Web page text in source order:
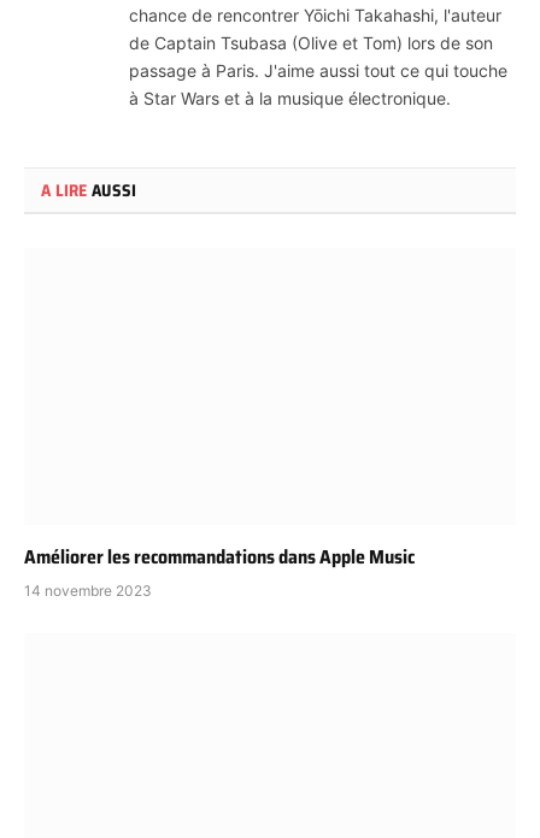
chance de rencontrer Yōichi Takahashi, l'auteur
de Captain Tsubasa (Olive et Tom) lors de son
passage à Paris. J'aime aussi tout ce qui touche
à Star Wars et à la musique électronique.
A LIREAUSSI
Améliorer les recommandations dans Apple Music
14 novembre 2023